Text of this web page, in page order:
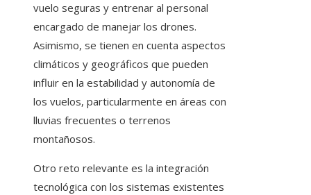
vuelo seguras y entrenar al personal
encargado de manejar los drones.
Asimismo, se tienen en cuenta aspectos
climáticos y geográficos que pueden
influir en la estabilidad y autonomía de
los vuelos, particularmente en áreas con
lluvias frecuentes o terrenos
montañosos.
Otro reto relevante es la integración
tecnológica con los sistemas existentes